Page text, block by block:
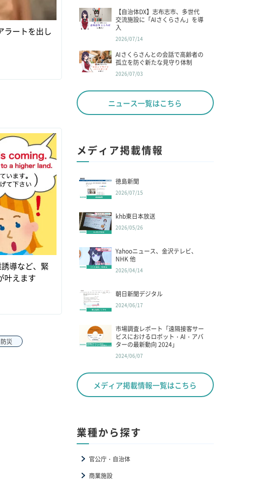
ラートを出し
導など、緊
叶えます
防災
【自治体DX】志布志市、多世代
交流施設に「AIさくらさん」を導
入
2026/07/14
AIさくらさんとの会話で高齢者の
孤立を防ぐ新たな見守り体制
2026/07/03
ニュース一覧はこちら
メディア掲載情報
徳島新聞
2026/07/15
khb東日本放送
2026/05/26
Yahooニュース、金沢テレビ、
NHK 他
2026/04/14
朝日新聞デジタル
2024/06/17
市場調査レポート「遠隔接客サー
ビスにおけるロボット・AI・アバ
ターの最新動向 2024」
2024/06/07
メディア掲載情報一覧はこちら
業種から探す
官公庁・自治体
商業施設